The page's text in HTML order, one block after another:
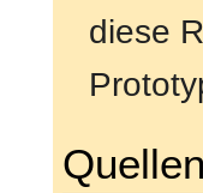
diese
Quellen